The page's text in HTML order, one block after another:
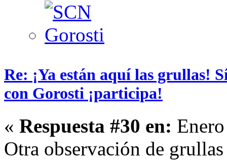
Re: ¡Ya están aquí las grullas!
con Gorosti ¡participa!
« Respuesta #30 en:
Otra observación de